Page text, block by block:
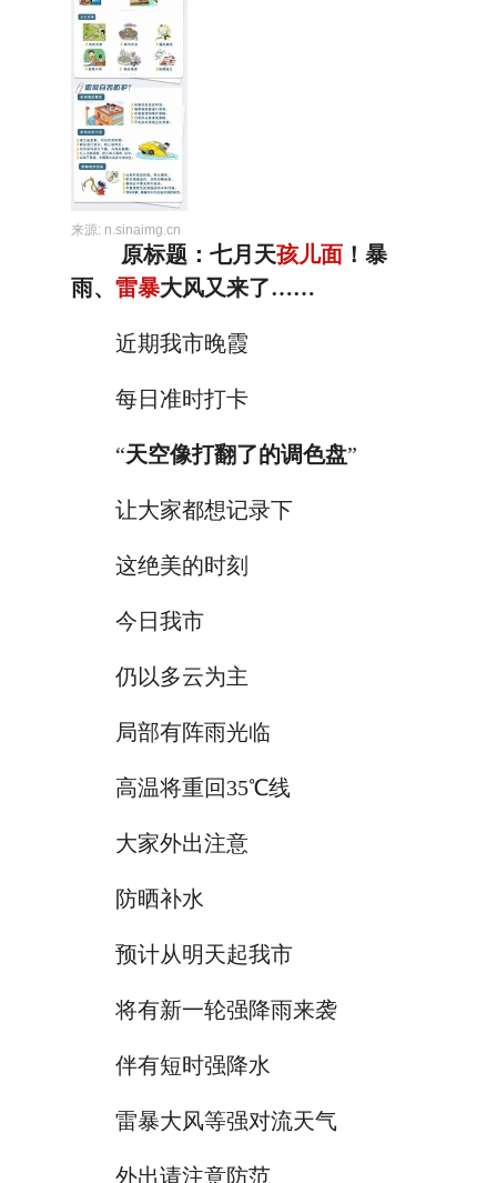
来源: n.sinaimg.cn
原标题：七月天孩儿面 ！暴
雨、 雷暴大风又来了……
近期我市晚霞
每日准时打卡
“天空像打翻了的调色盘”
让大家都想记录下
这绝美的时刻
今日我市
仍以多云为主
局部有阵雨光临
高温将重回35℃线
大家外出注意
防晒补水
预计从明天起我市
将有新一轮强降雨来袭
伴有短时强降水
雷暴大风等强对流天气
外出请注意防范